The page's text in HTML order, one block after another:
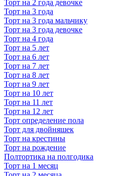
Торт на 2 года девочке
Торт на 3 года
Торт на 3 года мальчику
Торт на 3 года девочке
Торт на 4 года
Торт на 5 лет
Торт на 6 лет
Торт на 7 лет
Торт на 8 лет
Торт на 9 лет
Торт на 10 лет
Торт на 11 лет
Торт на 12 лет
Торт определение пола
Торт для двойняшек
Торт на крестины
Торт на рождение
Полтортика на полгодика
Торт на 1 месяц